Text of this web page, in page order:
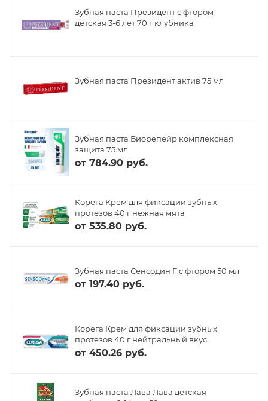
Зубная паста Президент с фтором
детская 3-6 лет 70 г клубника
Зубная паста Президент актив 75 мл
Зубная паста Биорепейр комплексная
защита 75 мл
от 784.90 руб.
Корега Крем для фиксации зубных
протезов 40 г нежная мята
от 535.80 руб.
Зубная паста Сенсодин F с фтором 50 мл
от 197.40 руб.
Корега Крем для фиксации зубных
протезов 40 г нейтральный вкус
от 450.26 руб.
Зубная паста Лава Лава детская